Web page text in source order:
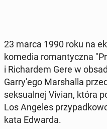
23 marca 1990 roku na
komedia ro­man­tycz­na
i Ri­char­dem Gere w
Garry’ego Mar­shal­la
sek­su­al­nej Vivian, która
Los Angeles
ka­ta Edwarda.